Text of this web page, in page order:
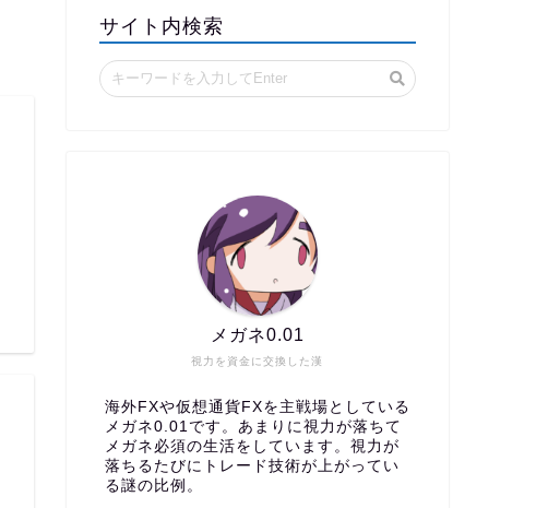
サイト内検索
視力を資金に交換した漢
メガネ0.01
海外FXや仮想通貨FXを主戦場としている
メガネ0.01です。あまりに視力が落ちて
メガネ必須の生活をしています。視力が
落ちるたびにトレード技術が上がってい
る謎の比例。